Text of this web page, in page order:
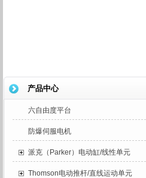
产品中心
六自由度平台
防爆伺服电机
派克（Parker）电动缸/线性单元
Thomson电动推杆/直线运动单元